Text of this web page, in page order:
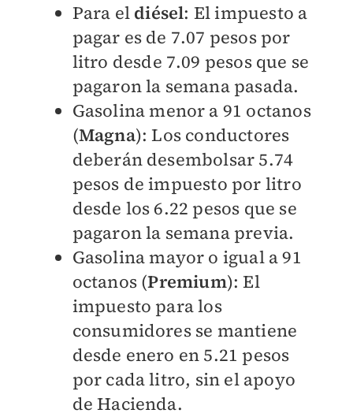
Para el diésel: El impuesto a
pagar es de 7.07 pesos por
litro desde 7.09 pesos que se
pagaron la semana pasada.
Gasolina menor a 91 octanos
(Magna): Los conductores
deberán desembolsar 5.74
pesos de impuesto por litro
desde los 6.22 pesos que se
pagaron la semana previa.
Gasolina mayor o igual a 91
octanos (Premium): El
impuesto para los
consumidores se mantiene
desde enero en 5.21 pesos
por cada litro, sin el apoyo
de Hacienda.